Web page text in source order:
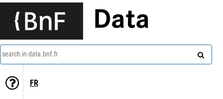
Data
search in data.bnf.fr
FR